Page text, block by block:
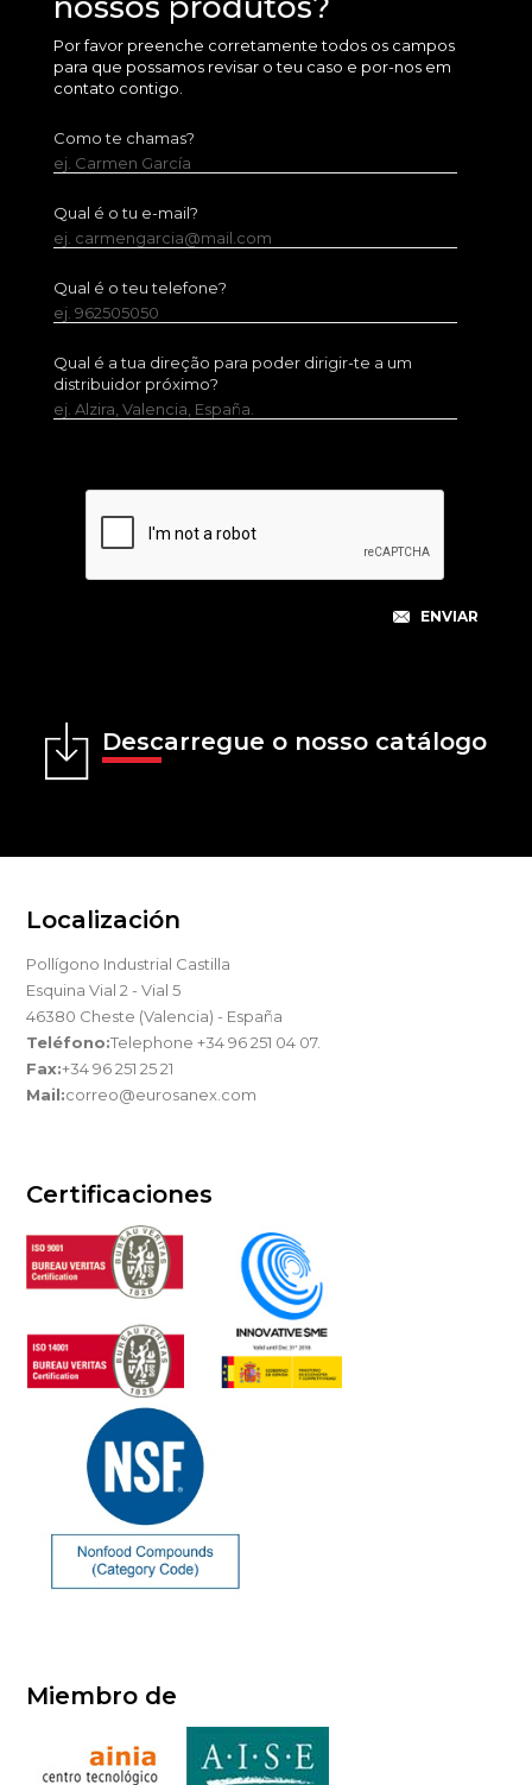
Por favor preenche corretamente todos os campos
para que possamos revisar o teu caso e por-nos em
contato contigo.
Como te chamas?
ej. Carmen García
Qual é o tu e-mail?
ej. carmengarcia@mail.com
Qual é o teu telefone?
ej. 962505050
Qual é a tua direção para poder dirigir-te a um
distribuidor próximo?
ej. Alzira, Valencia, España.
Descarregue o nosso catálogo
Localización
Pollígono Industrial Castilla
Esquina Vial 2 - Vial 5
46380 Cheste (Valencia) - España
Teléfono:Telephone +34 96 251 04 07.
Fax:+34 96 251 25 21
Mail:correo@eurosanex.com
Certificaciones
Miembro de